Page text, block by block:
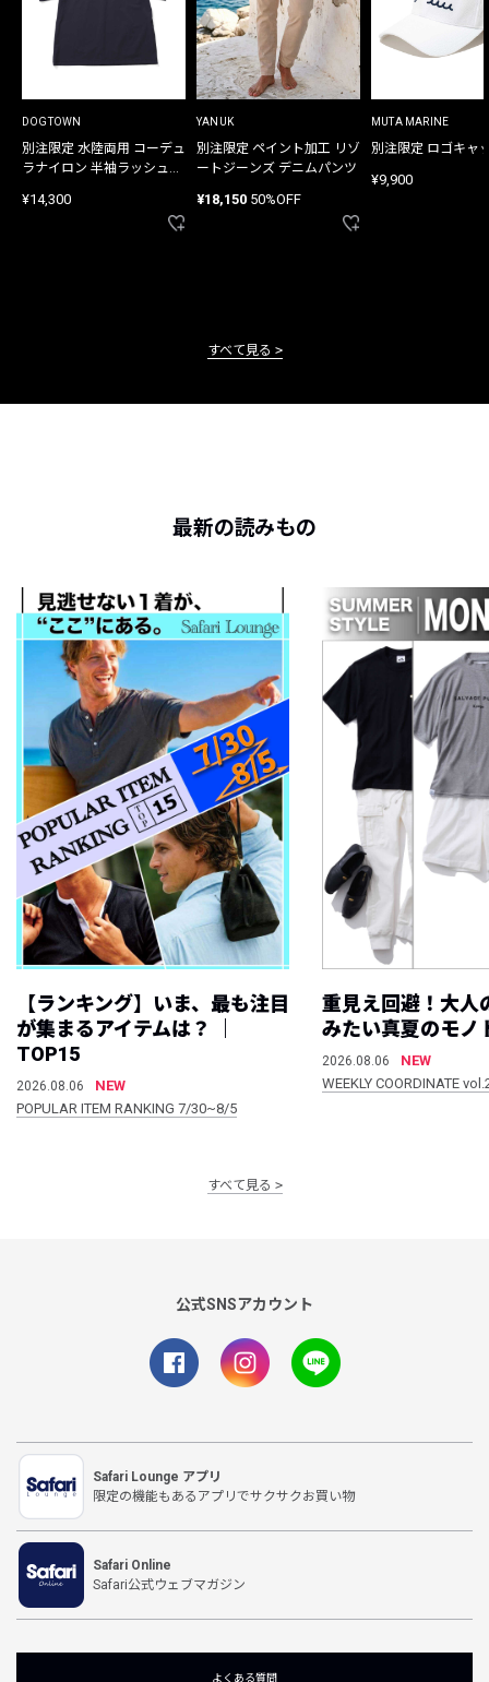
DOGTOWN
別注限定 水陸両用 コーデュ
ラナイロン 半袖ラッシュガ
¥14,300
YANUK
別注限定 ペイント加工 リゾ
ートジーンズ デニムパンツ
¥18,150 50%OFF
MUTA MARINE
別注限定 ロゴキャ
¥9,900
すべて見る
最新の読みもの
【ランキング】いま、最も注目
が集まるアイテムは？ ｜
TOP15
2026.08.06
NEW
POPULAR ITEM RANKING 7/30~8/5
重見え回避！大人
みたい真夏のモノ
2026.08.06
NEW
WEEKLY COORDINATE
すべて見る
公式SNSアカウント
Safari Lounge アプリ
限定の機能もあるアプリでサクサクお買い物
Safari Online
Safari公式ウェブマガジン
よくある質問